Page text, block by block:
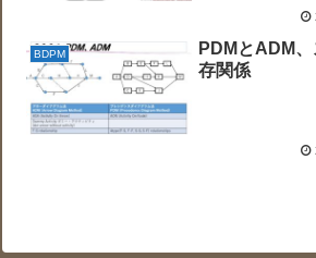
BDPM
PDMとADM
存関係